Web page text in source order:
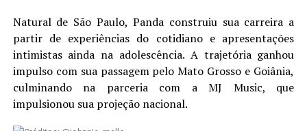
Natural de São Paulo, Panda construiu sua carreira a
partir de experiências do cotidiano e apresentações
intimistas ainda na adolescência. A trajetória ganhou
impulso com sua passagem pelo Mato Grosso e Goiânia,
culminando na parceria com a MJ Music, que
impulsionou sua projeção nacional.